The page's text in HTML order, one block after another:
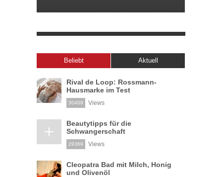
Beliebt Aktuell
Rival de Loop: Rossmann-
Hausmarke im Test
30409 Views
Beautytipps für die
Schwangerschaft
29369 Views
Cleopatra Bad mit Milch, Honig
und Olivenöl